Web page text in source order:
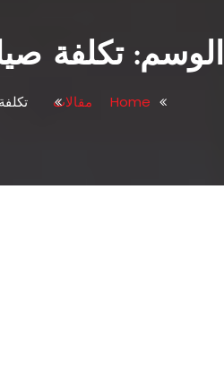
الوسم:تكلفة
Home مقالات